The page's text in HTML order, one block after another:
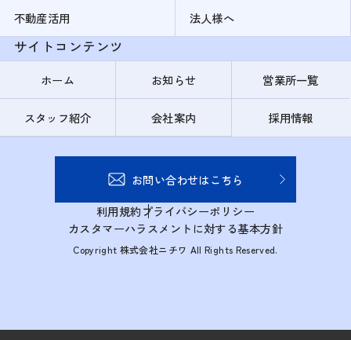
不動産活用
法人様へ
サイトコンテンツ
ホーム お知らせ 営業所一覧
スタッフ紹介 会社案内 採用情報
お問い合わせはこちら
利用規約プライバシーポリシー
カスタマーハラスメントに対する基本方針
Copyright 株式会社ニチワ All Rights Reserved.